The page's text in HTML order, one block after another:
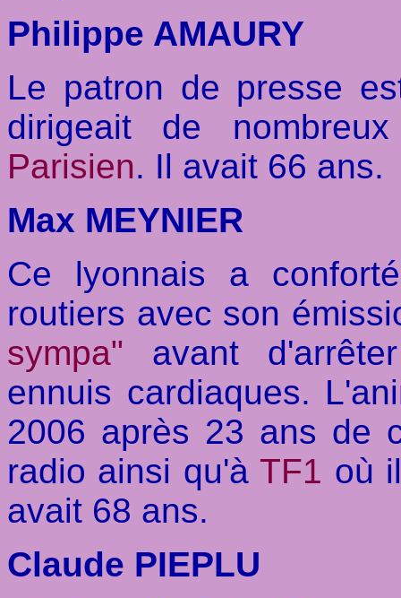
Philippe AMAURY
Le patron de presse
dirigeait de
Parisien. Il avait 66 ans.
Max MEYNIER
Ce lyonnais a
routiers avec son
sympa" avant
ennuis cardiaques.
2006 après 23 ans de
radio ainsi qu'à TF1 où
avait 68 ans.
Claude PIEPLU